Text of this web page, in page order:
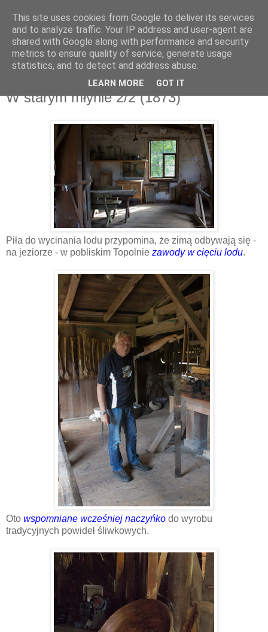
czwartek, 3 sierpnia 2017
W starym młynie 2/2 (1873)
Piła do wycinania lodu przypomina, że zimą odbywają się -
na jeziorze - w pobliskim Topolnie zawody w cięciu lodu.
Oto wspomniane wcześniej naczyńko do wyrobu
tradycyjnych powideł śliwkowych.
This site uses cookies from Google to deliver its services
and to analyze traffic. Your IP address and user-agent are
shared with Google along with performance and security
metrics to ensure quality of service, generate usage
statistics, and to detect and address abuse.
LEARN MORE GOT IT